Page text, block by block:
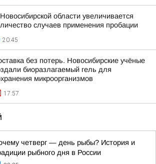
области увеличивается
случаев применения пробации
20:45
без потерь. Новосибирские учёные
биоразлагаемый гель для
микроорганизмов
17:57
четверг — день рыбы? История и
рыбного дня в России